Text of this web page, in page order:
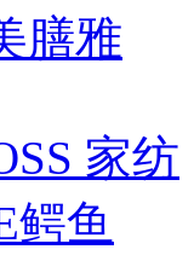
膳雅
家纺
鳄鱼